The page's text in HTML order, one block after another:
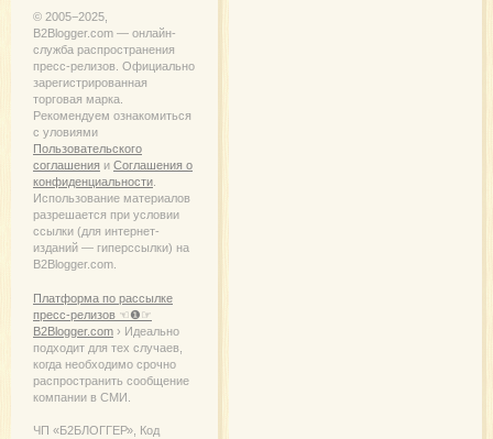
© 2005−2025,
B2Blogger.com — онлайн-
служба распространения
пресс-релизов. Официально
зарегистрированная
торговая марка.
Рекомендуем ознакомиться
с уловиями
Пользовательского
соглашения и Соглашения о
конфиденциальности
Использование материалов
разрешается при условии
ссылки (для интернет-
изданий — гиперссылки) на
B2Blogger.com.
Платформа по рассылке
пресс-релизов ☜❶☞
B2Blogger.com › Идеально
подходит для тех случаев,
когда необходимо срочно
распространить сообщение
компании в СМИ.
ЧП «Б2БЛОГГЕР», Код